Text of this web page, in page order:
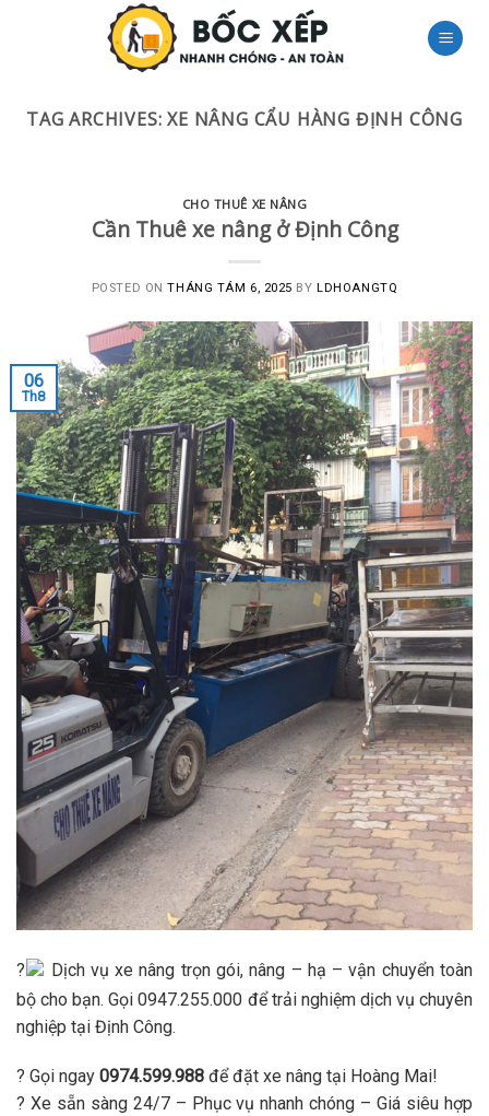
TAG ARCHIVES:XE NÂNG CẨU HÀNG ĐỊNH CÔNG
CHO THUÊ XE NÂNG
Cần Thuê xe nâng ở Định Công
POSTED ONTHÁNG TÁM 6, 2025 BYLDHOANGTQ
06
Th8
?
Dịch vụ xe nâng trọn gói, nâng – hạ – vận chuyển toàn
bộ cho bạn. Gọi 0947.255.000 để trải nghiệm dịch vụ chuyên
nghiệp tại Định Công.
? Gọi ngay 0974.599.988 để đặt xe nâng tại Hoàng Mai!
? Xe sẵn sàng 24/7 – Phục vụ nhanh chóng – Giá siêu hợp